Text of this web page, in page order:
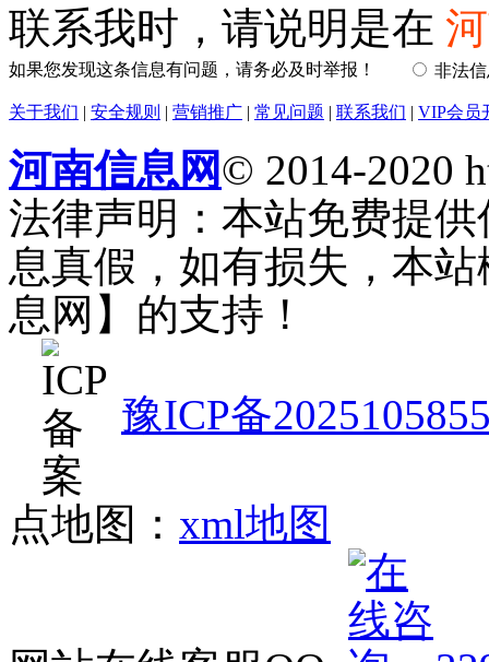
联系我时，请说明是在
如果您发现这条信息有问题，请务必及时举报！ 非法
关于我们 | 安全规则 | 营销推广 | 常见问题 | 联系我们 | VIP会员
河南信息网© 2014-2020
法律声明：本站免费提
息真假，如有损失，本
息网】的支持！
豫ICP备
点地图： xml地图